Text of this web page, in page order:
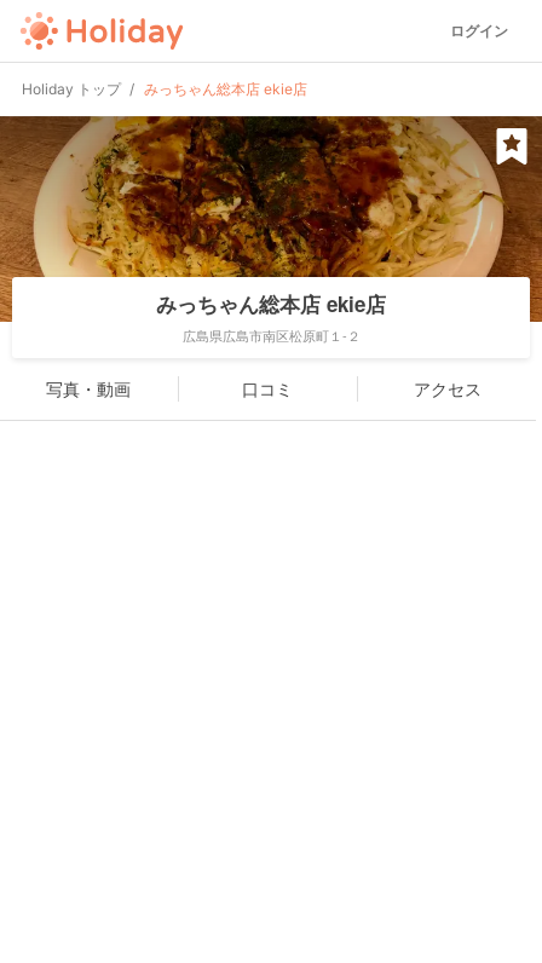
ログイン
Holiday トップ みっちゃん総本店 ekie店
みっちゃん総本店 ekie店
広島県広島市南区松原町１-２
写真・動画 口コミ アクセス